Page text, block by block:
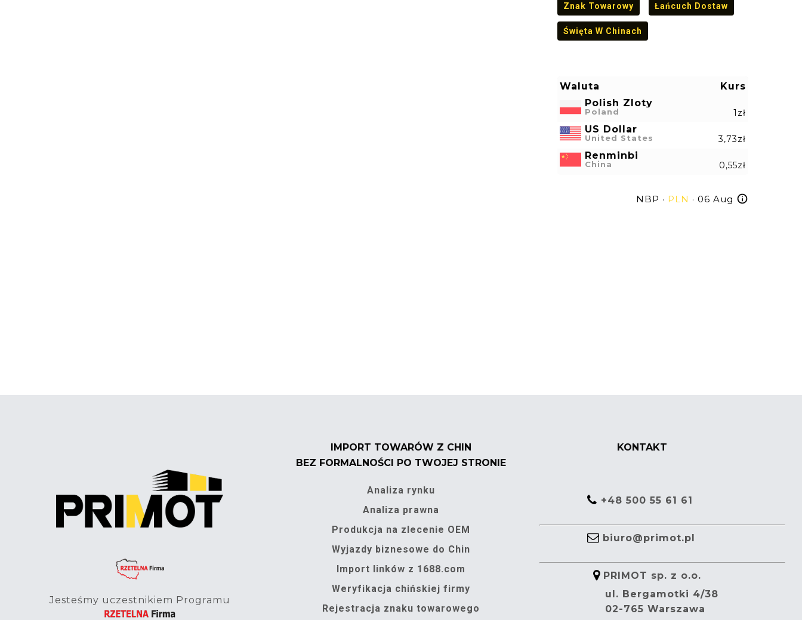
Znak Towarowy Łańcuch Dostaw
Święta W Chinach
Waluta
Kurs
Polish Zloty
Poland 1zł
US Dollar
United States 3,73zł
Renminbi
China 0,55zł
NBP · PLN · 06 Aug
Jesteśmy uczestnikiem Programu
IMPORT TOWARÓW Z CHIN
BEZ FORMALNOŚCI PO TWOJEJ STRONIE
Analiza rynku
Analiza prawna
Produkcja na zlecenie OEM
Wyjazdy biznesowe do Chin
Import linków z 1688.com
Weryfikacja chińskiej firmy
Rejestracja znaku towarowego
KONTAKT
+48 500 55 61 61
biuro@primot.pl
PRIMOT sp. z o.o.
ul. Bergamotki 4/38
02-765 Warszawa